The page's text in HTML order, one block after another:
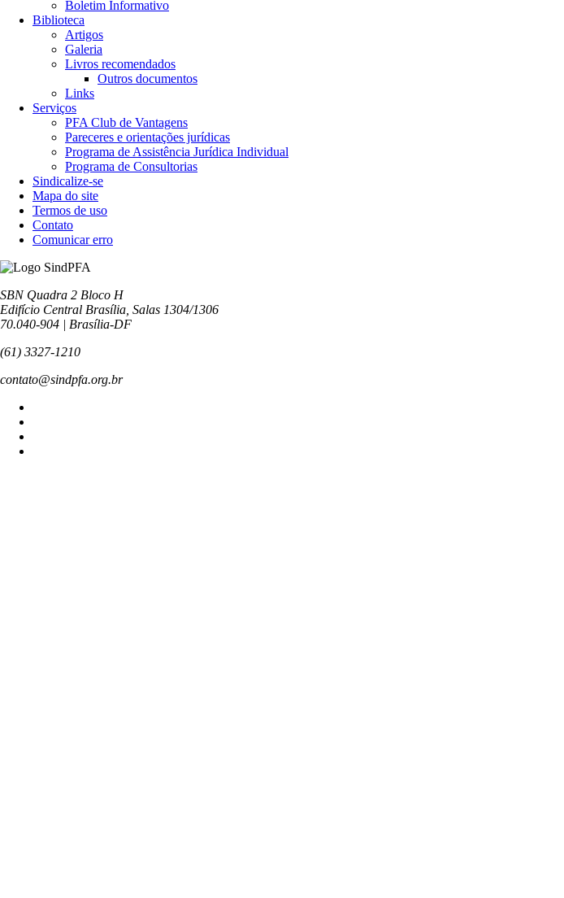
Boletim Informativo
Biblioteca
Artigos
Galeria
Livros recomendados
Outros documentos
Links
Serviços
PFA Club de Vantagens
Pareceres e orientações jurídicas
Programa de Assistência Jurídica Individual
Programa de Consultorias
Sindicalize-se
Mapa do site
Termos de uso
Contato
Comunicar erro
SBN Quadra 2 Bloco H
Edifício Central Brasília, Salas 1304/1306
70.040-904 | Brasília-DF
(61) 3327-1210
contato@sindpfa.org.br